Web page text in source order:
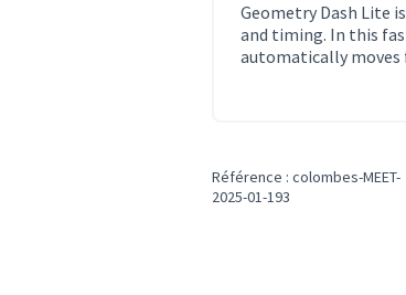
Geometry Dash Lite
and timing. In this
automatically
Référence : colombes-MEET-
2025-01-193